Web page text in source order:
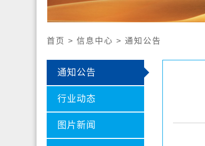
首页 > 信息中心 > 通知公告
通知公告
行业动态
图片新闻